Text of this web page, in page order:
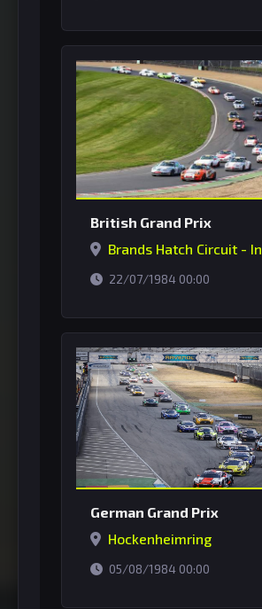
British Grand Prix
Brands Hatch Circuit -
22/07/1984 00:00
German Grand Prix
Hockenheimring
05/08/1984 00:00